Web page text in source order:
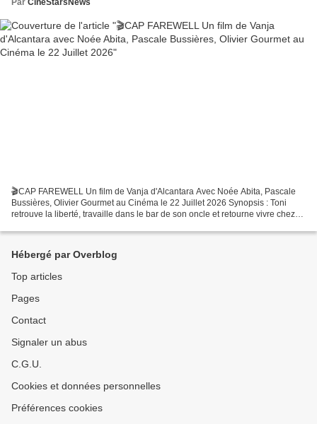
Par CineStarsNews
🎬CAP FAREWELL Un film de Vanja d'Alcantara Avec Noée Abita, Pascale
Bussières, Olivier Gourmet au Cinéma le 22 Juillet 2026 Synopsis : Toni
retrouve la liberté, travaille dans le bar de son oncle et retourne vivre chez
Hébergé par Overblog
Top articles
Pages
Contact
Signaler un abus
C.G.U.
Cookies et données personnelles
Préférences cookies